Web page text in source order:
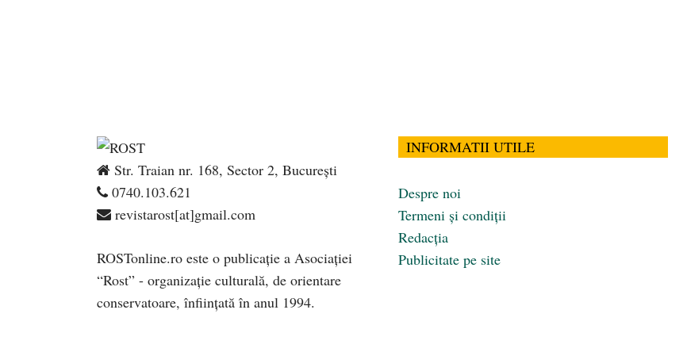
Str. Traian nr. 168, Sector 2, București
0740.103.621
revistarost[at]gmail.com
ROSTonline.ro este o publicaţie a Asociaţiei
“Rost” - organizaţie culturală, de orientare
conservatoare, înfiinţată în anul 1994.
INFORMATII UTILE
Despre noi
Termeni și condiții
Redacția
Publicitate pe site